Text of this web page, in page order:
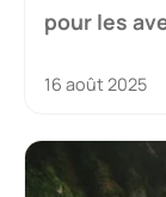
pour les
16 août 2025